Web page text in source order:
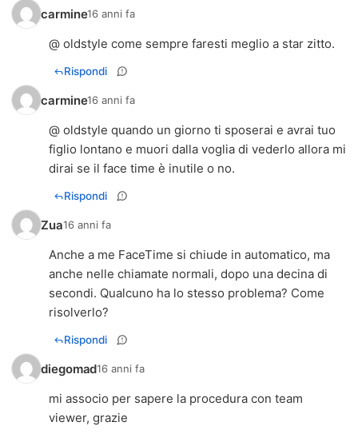
carmine16 anni fa
@ oldstyle come sempre faresti meglio a star zitto.
Rispondi
carmine16 anni fa
@ oldstyle quando un giorno ti sposerai e avrai tuo
figlio lontano e muori dalla voglia di vederlo allora mi
dirai se il face time è inutile o no.
Rispondi
Zua16 anni fa
Anche a me FaceTime si chiude in automatico, ma
anche nelle chiamate normali, dopo una decina di
secondi. Qualcuno ha lo stesso problema? Come
risolverlo?
Rispondi
diegomad16 anni fa
mi associo per sapere la procedura con team
viewer, grazie